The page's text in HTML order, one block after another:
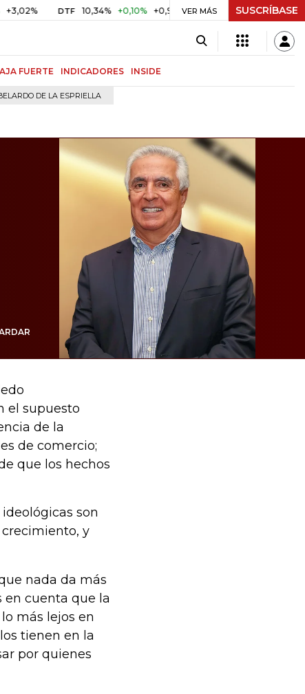
DTF 10,34% +0,10% +0,98% UVR $ 416,96 +$ 0,05 +0,01%
VER MÁS SUSCRÍBASE
FUERTE INDICADORES INSIDE
DE LA ESPRIELLA
el supuesto
de la
de comercio;
que los hechos
son
y
nada da más
en cuenta que la
más lejos en
tienen en la
por quienes